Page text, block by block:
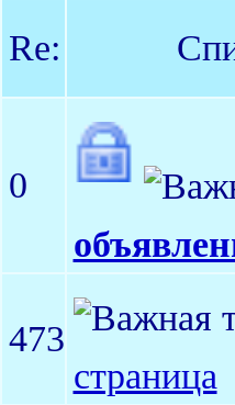
Re:
0
473
страница